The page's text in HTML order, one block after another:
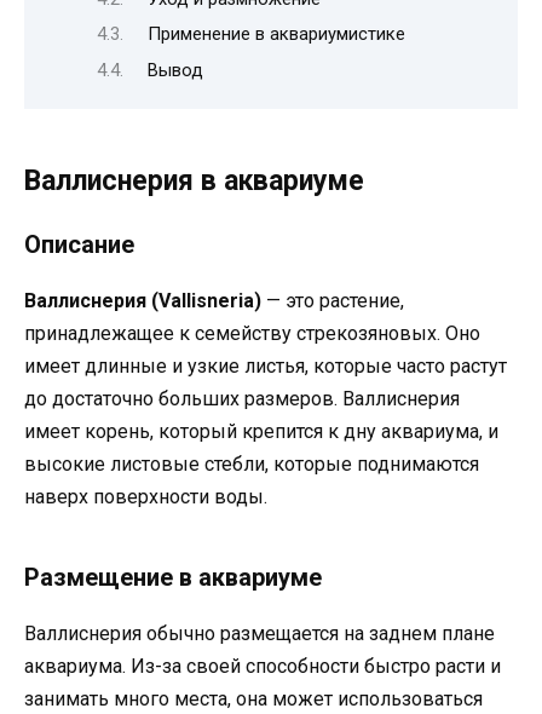
Применение в аквариумистике
Вывод
Валлиснерия в аквариуме
Описание
Валлиснерия (Vallisneria) — это растение,
принадлежащее к семейству стрекозяновых. Оно
имеет длинные и узкие листья, которые часто растут
до достаточно больших размеров. Валлиснерия
имеет корень, который крепится к дну аквариума, и
высокие листовые стебли, которые поднимаются
наверх поверхности воды.
Размещение в аквариуме
Валлиснерия обычно размещается на заднем плане
аквариума. Из-за своей способности быстро расти и
занимать много места, она может использоваться